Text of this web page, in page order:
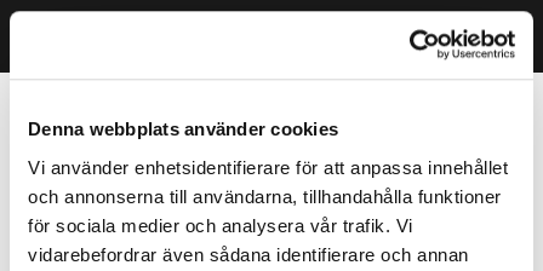
Denna webbplats använder cookies
Vi använder enhetsidentifierare för att anpassa innehållet
och annonserna till användarna, tillhandahålla funktioner
för sociala medier och analysera vår trafik. Vi
vidarebefordrar även sådana identifierare och annan